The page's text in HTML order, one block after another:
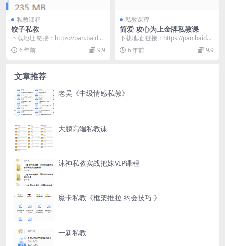
私教课程
饺子私教
下载地址 链接：https://pan.baidu.
com/s/1e5HaORJ...
6 年前 9.9
私教课程
简爱 攻心为上金牌私教课
下载地址 链接：https://pan.baidu.
com/s/1U8kqy6B...
6 年前 9.9
文章推荐
老吴《中级情感私教》
大鹏高端私教课
沐神私教实战把妹VIP课程
魔卡私教《框架推拉 约会技巧 》
一新私教